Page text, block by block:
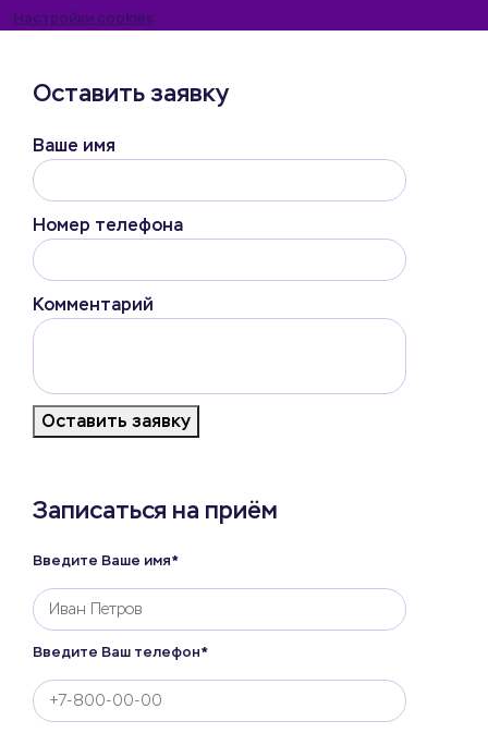
Настройки cookies
Оставить заявку
Ваше имя
Номер телефона
Комментарий
Оставить заявку
Записаться на приём
Введите Ваше имя*
Введите Ваш телефон*